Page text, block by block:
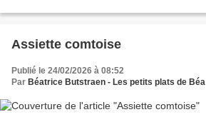
Assiette comtoise
Publié le 24/02/2026 à 08:52
Par Béatrice Butstraen - Les petits plats de Béa